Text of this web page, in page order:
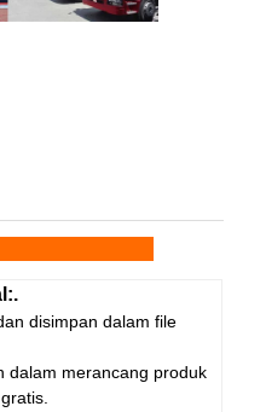
disimpan dalam file
dalam merancang produk